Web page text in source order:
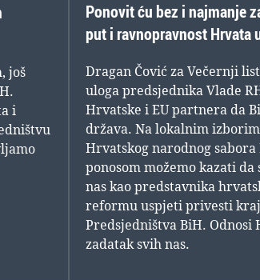
još
i
Ponovit ću bez i najmanje
put i ravnopravnost Hrvata
Dragan Čović za Večernji
uloga predsjednika Vlade
Hrvatske i EU partnera da
država. Na lokalnim
Hrvatskog narodnog sabora
ponosom možemo kazati
nas kao predstavnika
reformu uspjeti privesti
Predsjedništva BiH.
zadatak svih nas.